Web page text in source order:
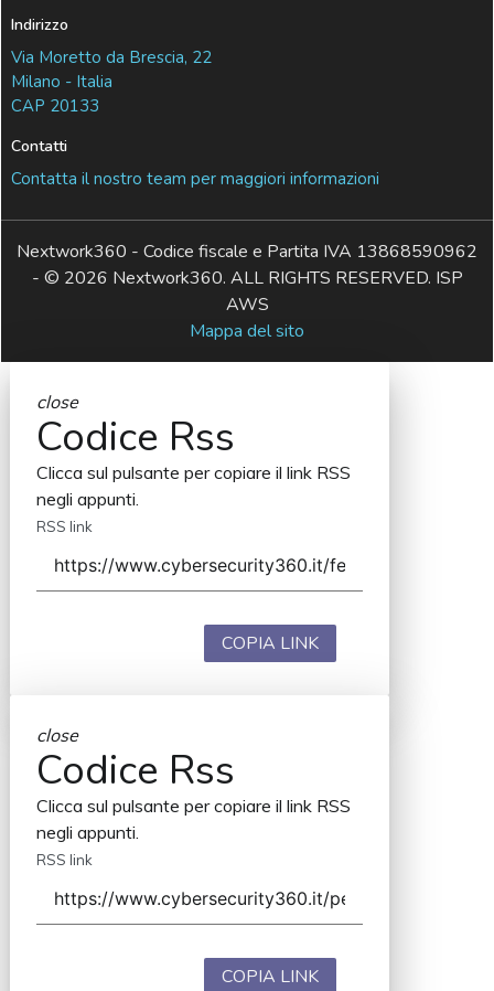
Indirizzo
Via Moretto da Brescia, 22
Milano - Italia
CAP 20133
Contatti
Contatta il nostro team per maggiori informazioni
Nextwork360 - Codice fiscale e Partita IVA 13868590962
- © 2026 Nextwork360. ALL RIGHTS RESERVED. ISP
AWS
Mappa del sito
close
Codice Rss
Clicca sul pulsante per copiare il link RSS
negli appunti.
RSS link
COPIA LINK
close
Codice Rss
Clicca sul pulsante per copiare il link RSS
negli appunti.
RSS link
COPIA LINK